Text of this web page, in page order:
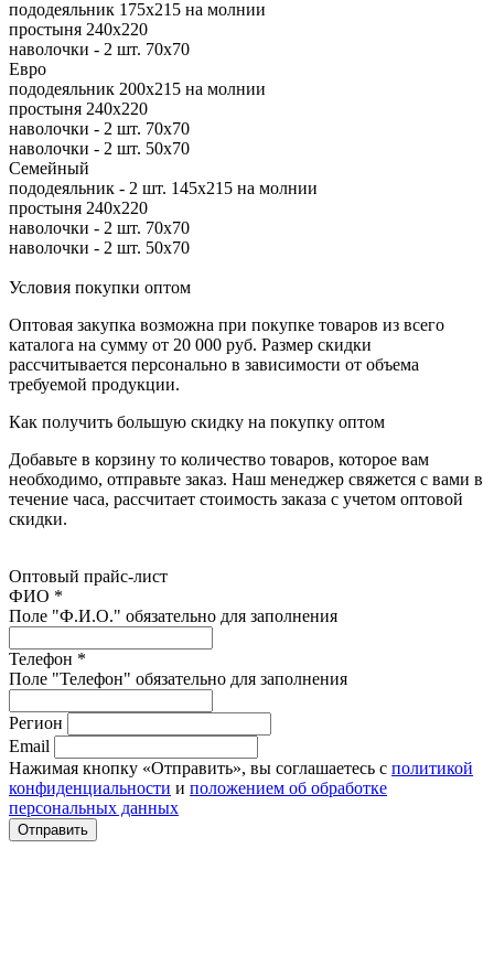
пододеяльник 175х215 на молнии
простыня 240х220
наволочки - 2 шт. 70х70
Евро
пододеяльник 200х215 на молнии
простыня 240х220
наволочки - 2 шт. 70х70
наволочки - 2 шт. 50х70
Семейный
пододеяльник - 2 шт. 145х215 на молнии
простыня 240х220
наволочки - 2 шт. 70х70
наволочки - 2 шт. 50х70
Условия покупки оптом
Оптовая закупка возможна при покупке товаров из всего
каталога на сумму от 20 000 руб. Размер скидки
рассчитывается персонально в зависимости от объема
требуемой продукции.
Как получить большую скидку на покупку оптом
Добавьте в корзину то количество товаров, которое вам
необходимо, отправьте заказ. Наш менеджер свяжется с вами в
течение часа, рассчитает стоимость заказа с учетом оптовой
скидки.
Оптовый прайс-лист
ФИО *
Поле "Ф.И.О." обязательно для заполнения
Телефон *
Поле "Телефон" обязательно для заполнения
Регион
Email
Нажимая кнопку «Отправить», вы соглашаетесь с политикой
конфиденциальности и положением об обработке
персональных данных
Отправить